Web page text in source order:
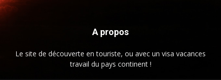
A propos
Le site de découverte en touriste, ou avec un visa vacances
travail du pays continent !